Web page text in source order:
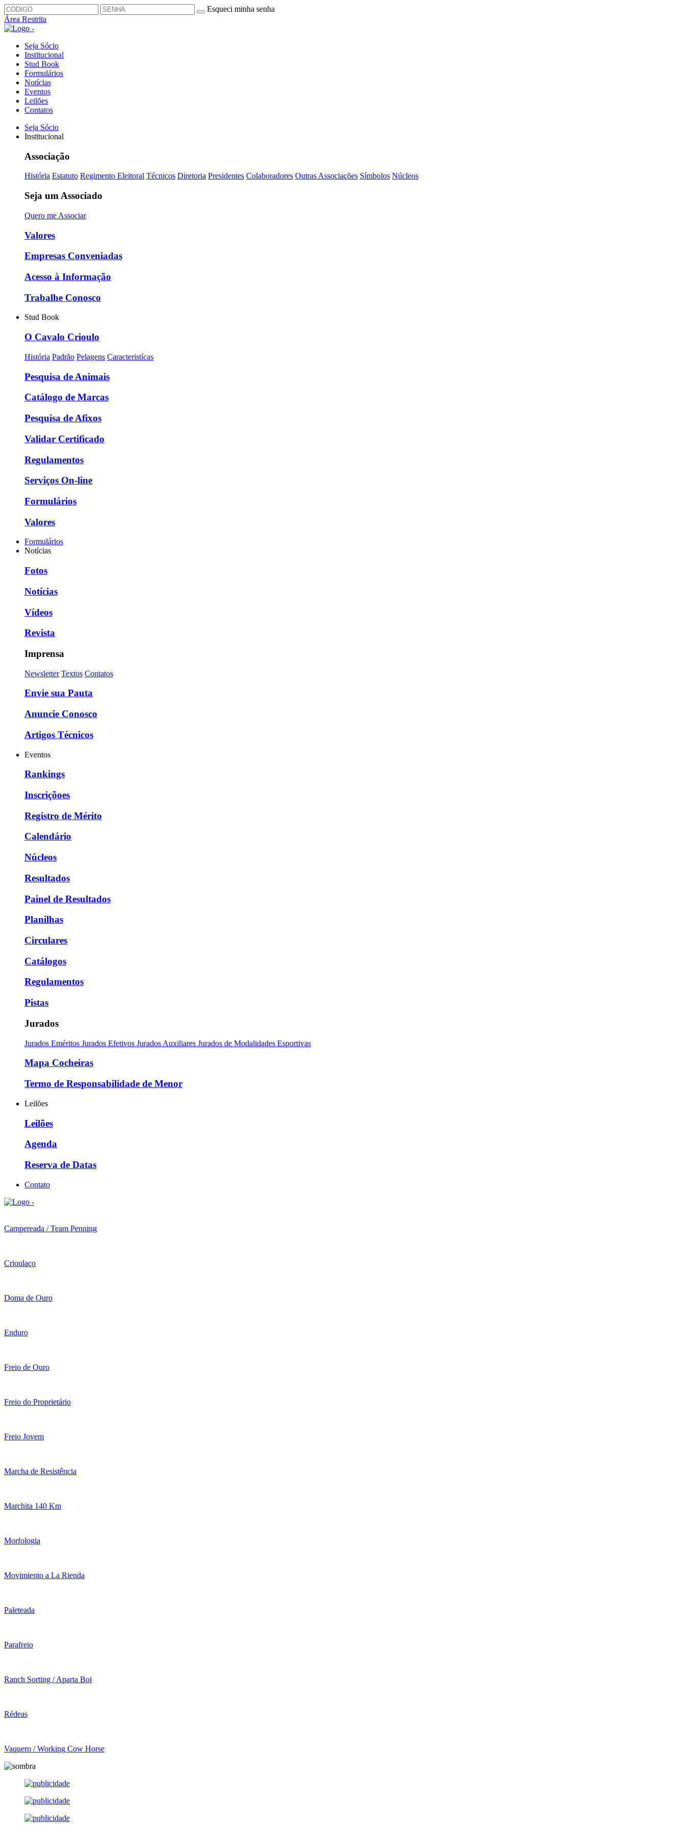
Esqueci minha senha
Área Restrita
Seja Sócio
Institucional
Stud Book
Formulários
Notícias
Eventos
Leilões
Contatos
Seja Sócio
Institucional
Associação
História Estatuto Regimento Eleitoral Técnicos Diretoria Presidentes Colaboradores Outras Associações Símbolos Núcleos
Seja um Associado
Quero me Associar
Valores
Empresas Conveniadas
Acesso à Informação
Trabalhe Conosco
Stud Book
O Cavalo Crioulo
História Padrão Pelagens Caracteristícas
Pesquisa de Animais
Catálogo de Marcas
Pesquisa de Afixos
Validar Certificado
Regulamentos
Serviços On-line
Formulários
Valores
Formulários
Notícias
Fotos
Notícias
Vídeos
Revista
Imprensa
Newsletter Textos Contatos
Envie sua Pauta
Anuncie Conosco
Artigos Técnicos
Eventos
Rankings
Inscriçõoes
Registro de Mérito
Calendário
Núcleos
Resultados
Painel de Resultados
Planilhas
Circulares
Catálogos
Regulamentos
Pistas
Jurados
Jurados Eméritos Jurados Efetivos Jurados Auxiliares Jurados de Modalidades Esportivas
Mapa Cocheiras
Termo de Responsabilidade de Menor
Leilões
Leilões
Agenda
Reserva de Datas
Contato
Campereada / Team Penning
Crioulaço
Doma de Ouro
Enduro
Freio de Ouro
Freio do Proprietário
Freio Jovem
Marcha de Resistência
Marchita 140 Km
Morfologia
Movimiento a La Rienda
Paleteada
Parafreio
Ranch Sorting / Aparta Boi
Rédeas
Vaquero / Working Cow Horse